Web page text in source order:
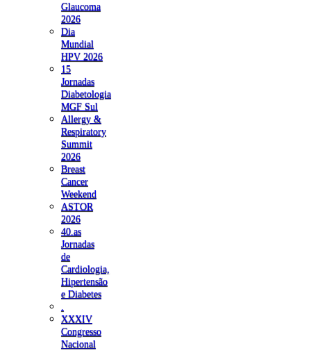
Glaucoma
2026
Dia
Mundial
HPV 2026
15
Jornadas
Diabetologia
MGF Sul
Allergy &
Respiratory
Summit
2026
Breast
Cancer
Weekend
ASTOR
2026
40.as
Jornadas
de
Cardiologia,
Hipertensão
e Diabetes
XXXIV
Congresso
Nacional